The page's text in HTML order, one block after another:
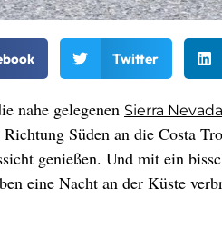
Twitter
nahe gelegenen Sierra Nevada
Süden an die Costa
genießen. Und mit ein
eine Nacht an der Küste